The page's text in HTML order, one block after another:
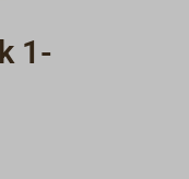
1-